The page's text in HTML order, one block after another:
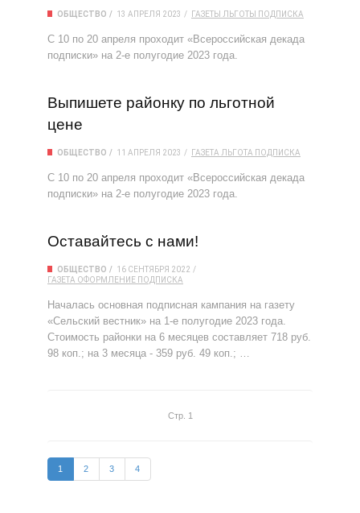
ОБЩЕСТВО 13 АПРЕЛЯ 2023 ГАЗЕТЫ ЛЬГОТЫ ПОДПИСКА
С 10 по 20 апреля проходит «Всероссийская декада
подписки» на 2-е полугодие 2023 года.
Выпишете районку по льготной
цене
ОБЩЕСТВО 11 АПРЕЛЯ 2023 ГАЗЕТА ЛЬГОТА ПОДПИСКА
С 10 по 20 апреля проходит «Всероссийская декада
подписки» на 2-е полугодие 2023 года.
Оставайтесь с нами!
ОБЩЕСТВО
16 СЕНТЯБРЯ 2022
ГАЗЕТА ОФОРМЛЕНИЕ ПОДПИСКА
Началась основная подписная кампания на газету
«Сельский вестник» на 1-е полугодие 2023 года.
Стоимость районки на 6 месяцев составляет 718 руб.
98 коп.; на 3 месяца - 359 руб. 49 коп.; …
Стр. 1
1 2 3 4